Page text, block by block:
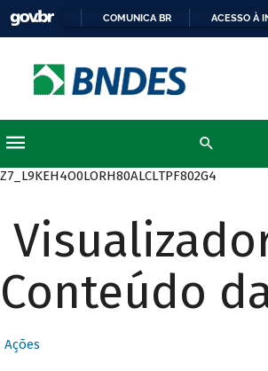
COMUNICA BR ACESSO À
Z7_L9KEH4O0LORH80ALCLTPF802G4
Conteúdo
Ações